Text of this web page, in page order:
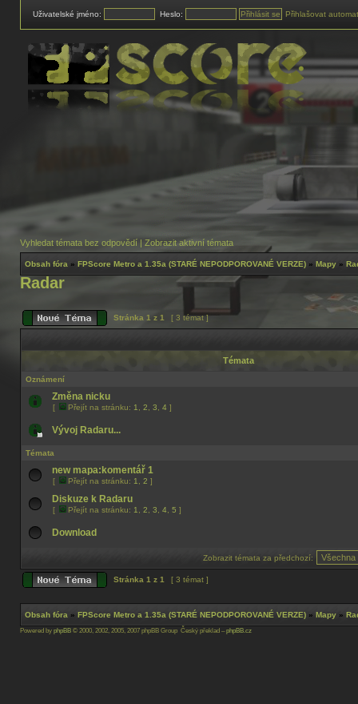
Uživatelské jméno: Heslo: Přihlašovat
Vyhledat témata bez odpovědí | Zobrazit aktivní témata
Obsah fóra » FPScore Metro a 1.35a (STARÉ NEPODPOROVANÉ VERZE) » Mapy »
Radar
Stránka 1 z 1 [ 3 témat ]
Témata
Oznámení
Změna nicku
[ Přejít na stránku: 1 2 3 4 ]
Vývoj Radaru...
Témata
new mapa:komentář 1
[ Přejít na stránku: 1 2 ]
Diskuze k Radaru
[ Přejít na stránku: 1 2 3 4 5 ]
Download
Zobrazit témata za předchozí:
Stránka 1 z 1 [ 3 témat ]
Obsah fóra » FPScore Metro a 1.35a (STARÉ NEPODPOROVANÉ VERZE) » Mapy »
Powered by phpBB © 2000, 2002, 2005, 2007 phpBB Group Český překlad –phpBB.cz